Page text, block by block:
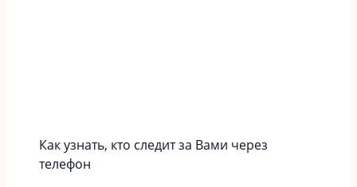
Как узнать, кто следит за Вами через
телефон